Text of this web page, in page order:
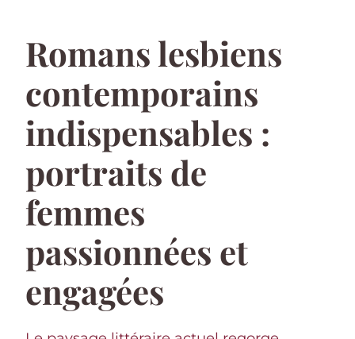
Romans lesbiens
contemporains
indispensables :
portraits de
femmes
passionnées et
engagées